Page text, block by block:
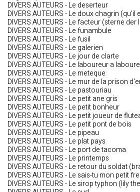
DIVERS AUTEURS - Le deserteur
DIVERS AUTEURS - Le doux chagrin (qu'il
DIVERS AUTEURS - Le facteur (sterne der
DIVERS AUTEURS - Le funambule
DIVERS AUTEURS - Le fusil
DIVERS AUTEURS - Le galerien
DIVERS AUTEURS - Le jour de clarte
DIVERS AUTEURS - Le laboureur a laboure
DIVERS AUTEURS - Le meteque
DIVERS AUTEURS - Le mur de la prison
DIVERS AUTEURS - Le pastouriau
DIVERS AUTEURS - Le petit ane gris
DIVERS AUTEURS - Le petit bonheur
DIVERS AUTEURS - Le petit joueur de
DIVERS AUTEURS - Le petit pont de bois
DIVERS AUTEURS - Le pipeau
DIVERS AUTEURS - Le plat pays
DIVERS AUTEURS - Le port de tacoma
DIVERS AUTEURS - Le printemps
DIVERS AUTEURS - Le retour du soldat
DIVERS AUTEURS - Le sais-tu mon petit
DIVERS AUTEURS - Le sirop typhon (lily